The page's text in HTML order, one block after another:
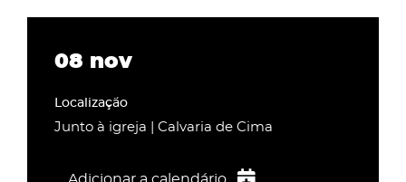
08 nov
Junto à igreja | Calvaria de Cima
Adicionar a calendário